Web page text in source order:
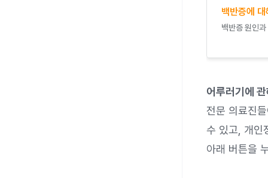
백반증에
백반증 원인
어루러기에
전문 의료진
수 있고, 개인
아래 버튼을